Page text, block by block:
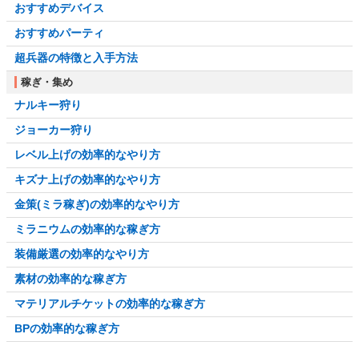
おすすめデバイス
おすすめパーティ
超兵器の特徴と入手方法
稼ぎ・集め
ナルキー狩り
ジョーカー狩り
レベル上げの効率的なやり方
キズナ上げの効率的なやり方
金策(ミラ稼ぎ)の効率的なやり方
ミラニウムの効率的な稼ぎ方
装備厳選の効率的なやり方
素材の効率的な稼ぎ方
マテリアルチケットの効率的な稼ぎ方
BPの効率的な稼ぎ方